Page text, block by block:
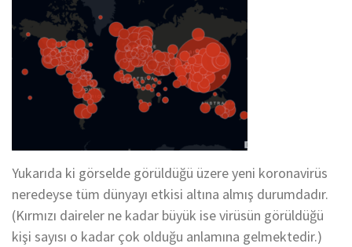
Yukarıda ki görselde görüldüğü üzere yeni koronavirüs
neredeyse tüm dünyayı etkisi altına almış durumdadır.
(Kırmızı daireler ne kadar büyük ise virüsün görüldüğü
kişi sayısı o kadar çok olduğu anlamına gelmektedir.)